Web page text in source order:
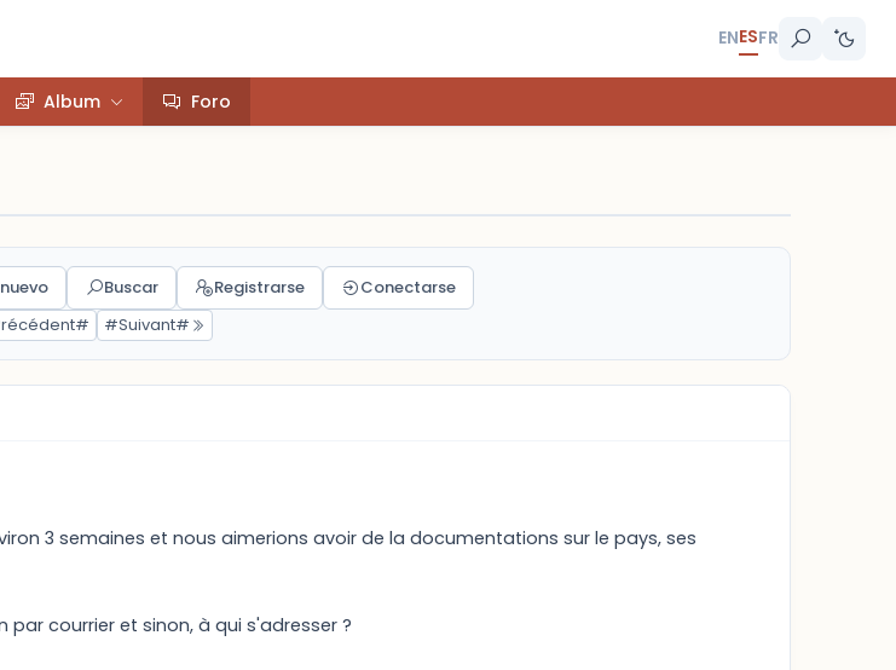
ENESFR
Album Foro
Buscar Registrarse
Conectarse
#Suivant#
3 semaines et nous aimerions avoir de la documentations sur le pays, ses
courrier et sinon, à qui s'adresser ?